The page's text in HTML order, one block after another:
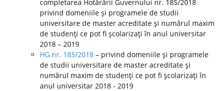
completarea Hotărârii Guvernului nr. 185/2018
privind domeniile şi programele de studii
universitare de master acreditate şi numărul maxim
de studenţi ce pot fi şcolarizaţi în anul universitar
2018 – 2019
HG nr. 185/2018 – privind domeniile şi programele
de studii universitare de master acreditate şi
numărul maxim de studenţi ce pot fi şcolarizaţi în
anul universitar 2018 - 2019